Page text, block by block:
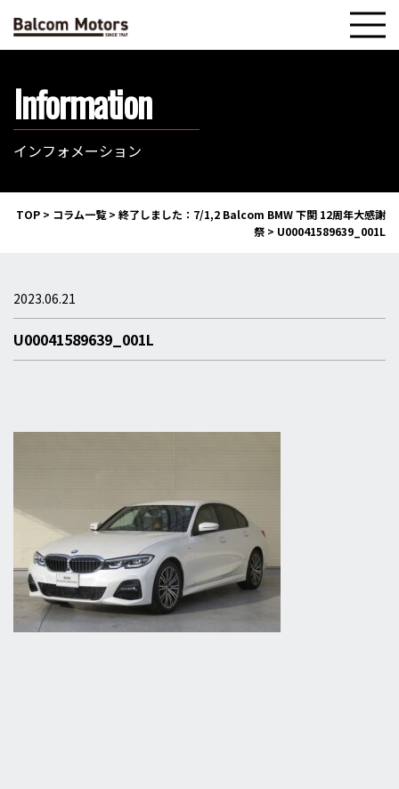
Information
インフォメーション
TOP > コラム一覧> 終了しました：7/1,2 Balcom BMW 下関 12周年大感謝
祭 > U00041589639_001L
2023.06.21
U00041589639_001L